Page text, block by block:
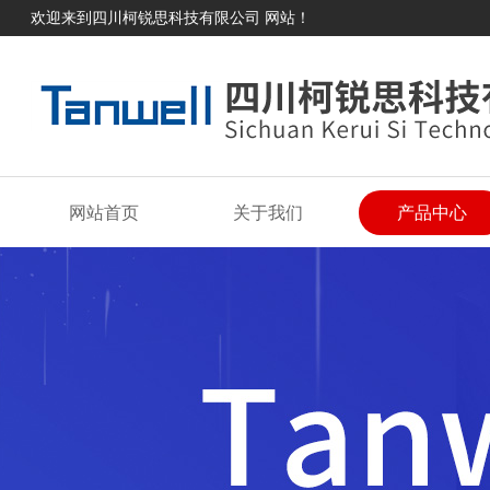
欢迎来到四川柯锐思科技有限公司 网站！
网站首页 关于我们 产品中心